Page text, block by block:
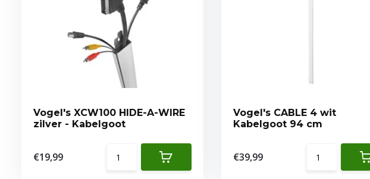
Vogel's XCW100 HIDE-A-WIRE
zilver - Kabelgoot
€19,99
Vogel's CABLE 4 wit
Kabelgoot 94 cm
€39,99